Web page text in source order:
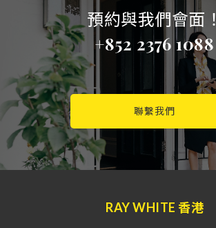
預約與我們會面！
+852 2376 1088
聯繫我們
RAY WHITE 香港